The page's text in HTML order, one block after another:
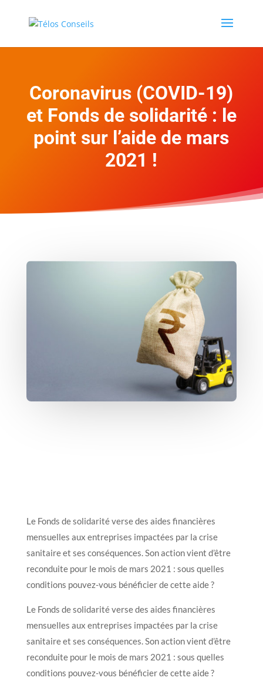
Coronavirus (COVID-19)
et Fonds de solidarité : le
point sur l’aide de mars
2021 !
Le Fonds de solidarité verse des aides financières
mensuelles aux entreprises impactées par la crise
sanitaire et ses conséquences. Son action vient d’être
reconduite pour le mois de mars 2021 : sous quelles
conditions pouvez-vous bénéficier de cette aide ?
Le Fonds de solidarité verse des aides financières
mensuelles aux entreprises impactées par la crise
sanitaire et ses conséquences. Son action vient d’être
reconduite pour le mois de mars 2021 : sous quelles
conditions pouvez-vous bénéficier de cette aide ?